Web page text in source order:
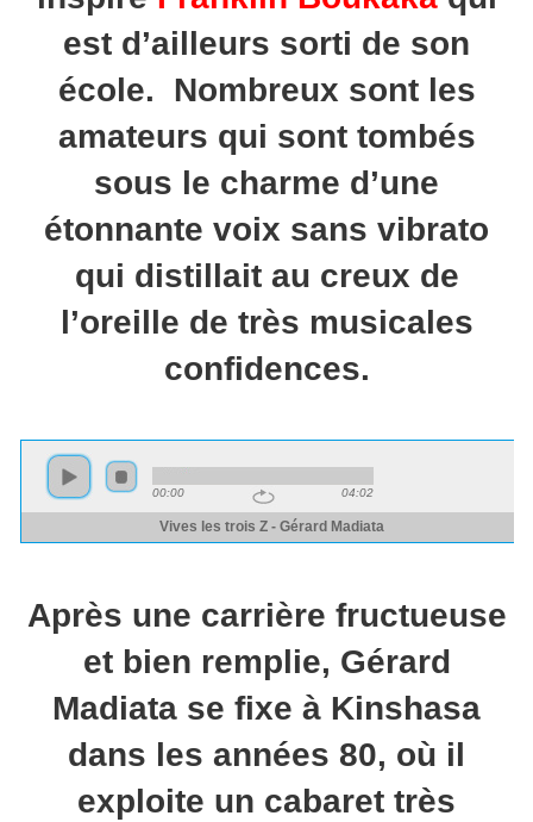
est d’ailleurs sorti de son
école. Nombreux sont les
amateurs qui sont tombés
sous le charme d’une
étonnante voix sans vibrato
qui distillait au creux de
l’oreille de très musicales
confidences.
Après une carrière fructueuse
et bien remplie, Gérard
Madiata se fixe à Kinshasa
dans les années 80, où il
exploite un cabaret très